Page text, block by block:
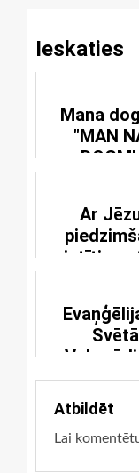
Ieskaties
Mana
"MAN
Ar
saistītie
Svētā
Atbildēt
Lai